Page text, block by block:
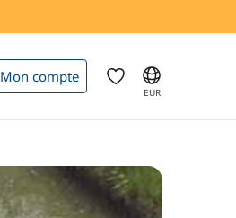
Mon compte
EUR